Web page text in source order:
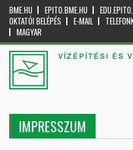
BME.HU EPITO.BME.HU
OKTATÓI BELÉPÉS
E-MAIL
MAGYAR
VÍZÉPÍTÉSI ÉS
IMPRESSZUM